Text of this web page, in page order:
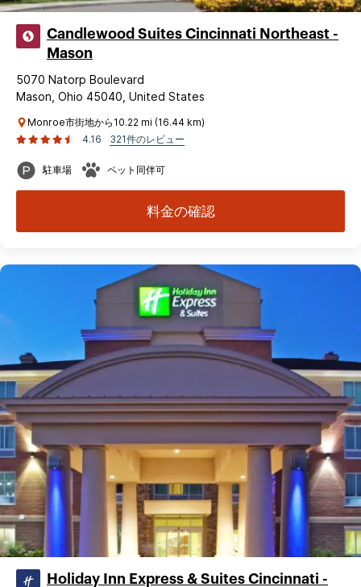
Candlewood Suites Cincinnati Northeast -
Mason
5070 Natorp Boulevard
Mason, Ohio 45040, United States
Monroe市街地から10.22 mi (16.44 km)
4.16
321件のレビュー
駐車場 ペット同伴可
料金の確認
Holiday Inn Express & Suites Cincinnati -